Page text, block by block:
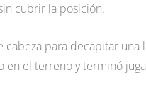
cubrir la posición.
cabeza para decapitar una
el terreno y terminó